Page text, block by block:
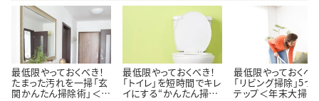
最低限やっておくべき！
たまった汚れを一掃「玄
関かんたん掃除術」＜年
最低限やっておくべき！
「トイレ」を短時間でキレ
イにする“かんたん掃除
最低限やっておくべ
「リビング掃除」5つ
テップ＜年末大掃